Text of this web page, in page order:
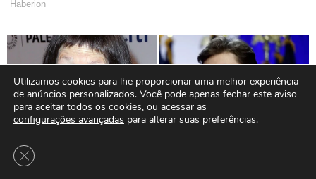
Utilizamos cookies para lhe proporcionar uma melhor experiência
de anúncios personalizados. Você pode apenas fechar este aviso
para aceitar todos os cookies, ou acessar as
configurações avançadas para alterar suas preferências.
Close GDPR Cookie Banner